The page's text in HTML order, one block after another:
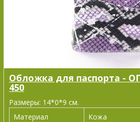
Обложка для паспорта -
450
Размеры: 14*0*9 см.
Материал
Кожа